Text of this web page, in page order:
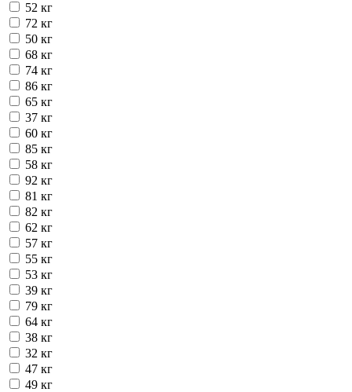
52 кг
72 кг
50 кг
68 кг
74 кг
86 кг
65 кг
37 кг
60 кг
85 кг
58 кг
92 кг
81 кг
82 кг
62 кг
57 кг
55 кг
53 кг
39 кг
79 кг
64 кг
38 кг
32 кг
47 кг
49 кг